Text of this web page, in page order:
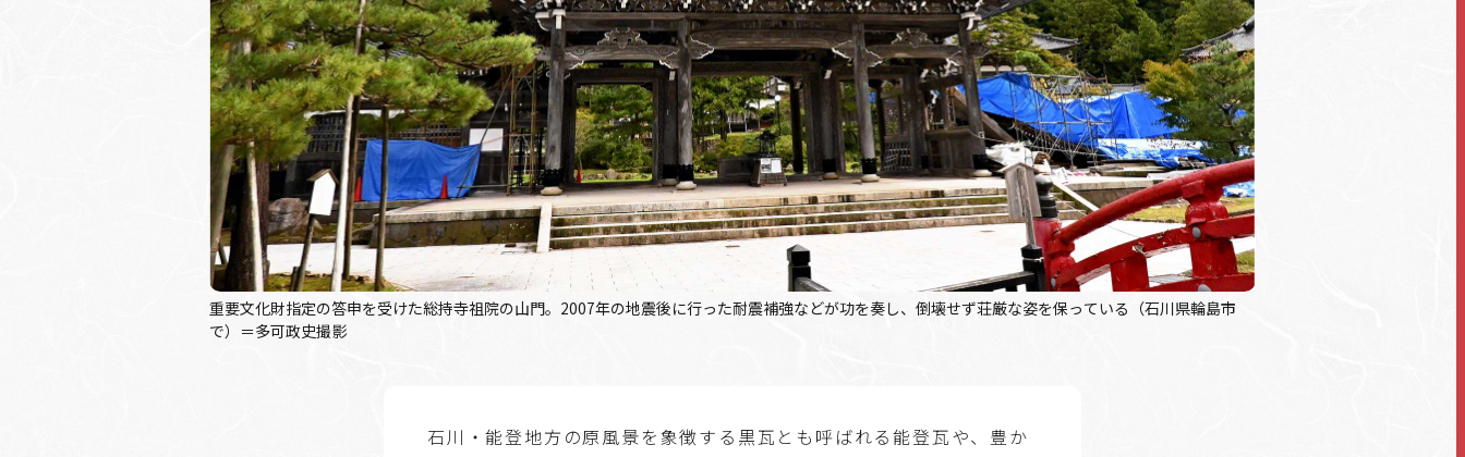
重要文化財指定の答申を受けた総持寺祖院の山門。2007年の地震後に行った耐震補強などが功を奏し、倒壊せず荘厳な姿を保っている（石川県輪島市
で）＝多可政史撮影
石川・能登地方の原風景を象徴する黒瓦とも呼ばれる能登瓦や、豊か